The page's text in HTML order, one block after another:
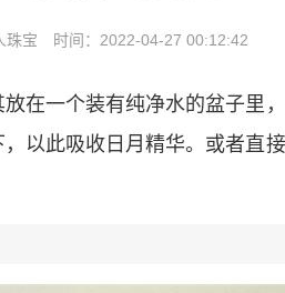
珠宝 时间：2022-04-27 00:12:42
在一个装有纯净水的盆子里
以此吸收日月精华。或者直